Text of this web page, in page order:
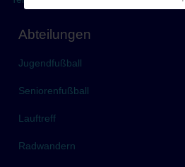
Abteilungen
Jugendfußball
Seniorenfußball
Lauftreff
Radwandern